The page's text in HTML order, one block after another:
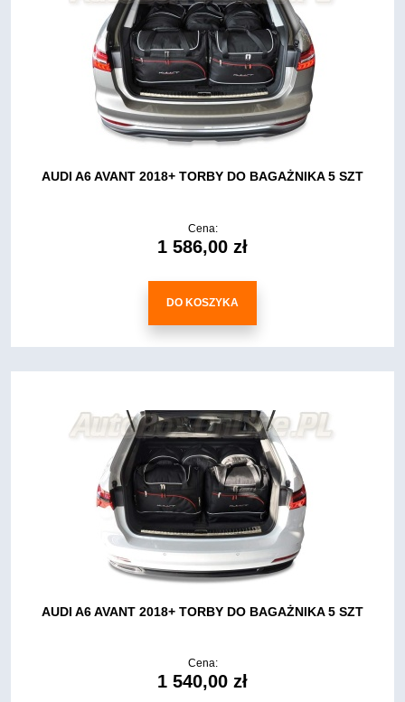
AUDI A6 AVANT 2018+ TORBY DO BAGAŻNIKA 5 SZT
Cena:
1 586,00 zł
DO KOSZYKA
AUDI A6 AVANT 2018+ TORBY DO BAGAŻNIKA 5 SZT
Cena:
1 540,00 zł